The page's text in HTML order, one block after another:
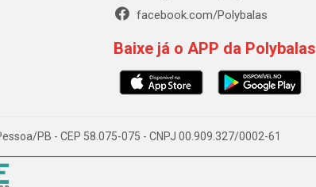
facebook.com/Polybalas
Baixe já o APP da Polybalas
PB - CEP 58.075-075 - CNPJ 00.909.327/0002-61